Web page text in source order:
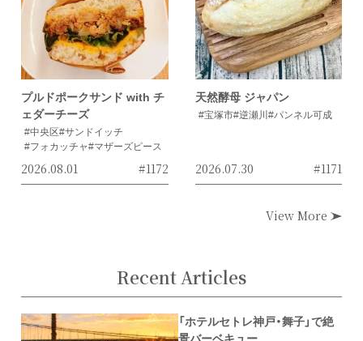
プルドポークサンド with チ
ェダーチーズ
#中央区#サンドイッチ
#フォカッチャ#マザーズピース
2026.08.01 #1172
天然酵母 ジャパン
#宝塚市#逆瀬川 #パンネル可成
2026.07.30 #1171
View More
Recent Articles
「ホテルセトレ神戸・舞子」で絶